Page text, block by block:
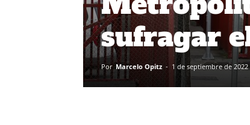
sufragar
Por Marcelo Opitz - 1 de septiembre de 2022